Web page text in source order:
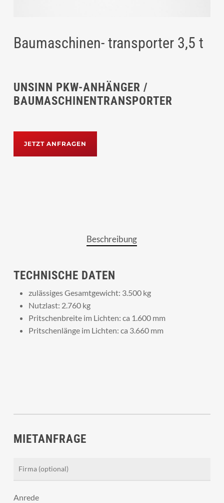
Baumaschinen- transporter 3,5 t
UNSINN PKW-ANHÄNGER /
BAUMASCHINENTRANSPORTER
JETZT ANFRAGEN
Beschreibung
TECHNISCHE DATEN
zulässiges Gesamtgewicht: 3.500 kg
Nutzlast: 2.760 kg
Pritschenbreite im Lichten:ca 1.600 mm
Pritschenlänge im Lichten: ca 3.660 mm
MIETANFRAGE
Anrede